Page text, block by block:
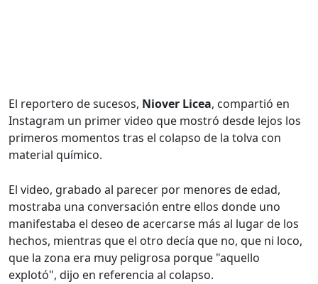
El reportero de sucesos, Niover Licea, compartió en
Instagram un primer video que mostró desde lejos los
primeros momentos tras el colapso de la tolva con
material químico.
El video, grabado al parecer por menores de edad,
mostraba una conversación entre ellos donde uno
manifestaba el deseo de acercarse más al lugar de los
hechos, mientras que el otro decía que no, que ni loco,
que la zona era muy peligrosa porque "aquello
explotó", dijo en referencia al colapso.